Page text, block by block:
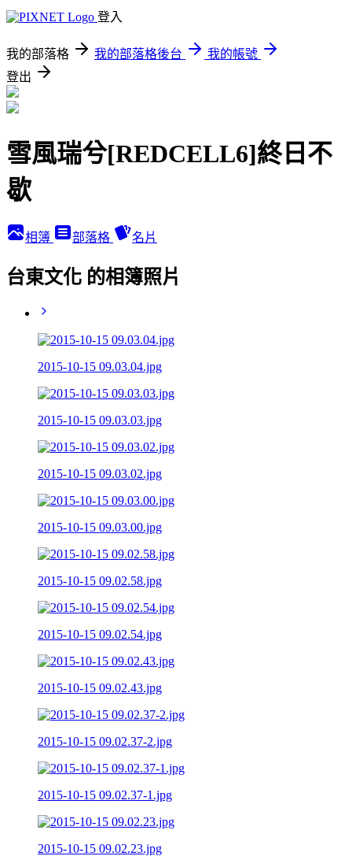
登入
我的部落格 我的部落格後台
我的帳號
登出
雪風瑞兮[REDCELL6]終日不
歇
相簿 部落格 名片
台東文化 的相簿照片
2015-10-15 09.03.04.jpg
2015-10-15 09.03.03.jpg
2015-10-15 09.03.02.jpg
2015-10-15 09.03.00.jpg
2015-10-15 09.02.58.jpg
2015-10-15 09.02.54.jpg
2015-10-15 09.02.43.jpg
2015-10-15 09.02.37-2.jpg
2015-10-15 09.02.37-1.jpg
2015-10-15 09.02.23.jpg